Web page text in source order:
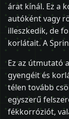
árat kínál. Ez a
autóként vagy
illeszkedik, de
korlátait. A
Ez az útmutató
gyengéit és
télen tovább
egyszerű
fékkorróziót,